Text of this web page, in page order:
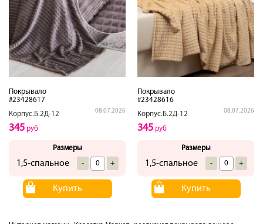
Покрывало
#23428617
Корпус.Б.2Д-12
08.07.2026
345 руб
Размеры
1,5-спальное - +
Купить
Покрывало
#23428616
Корпус.Б.2Д-12
08.07.2026
345 руб
Размеры
1,5-спальное - +
Купить